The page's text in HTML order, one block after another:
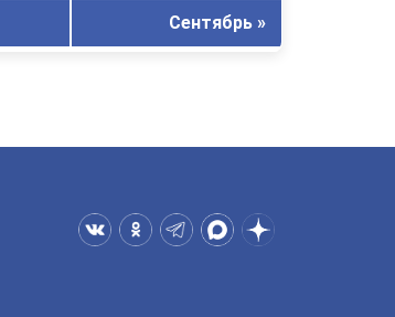
Сентябрь »